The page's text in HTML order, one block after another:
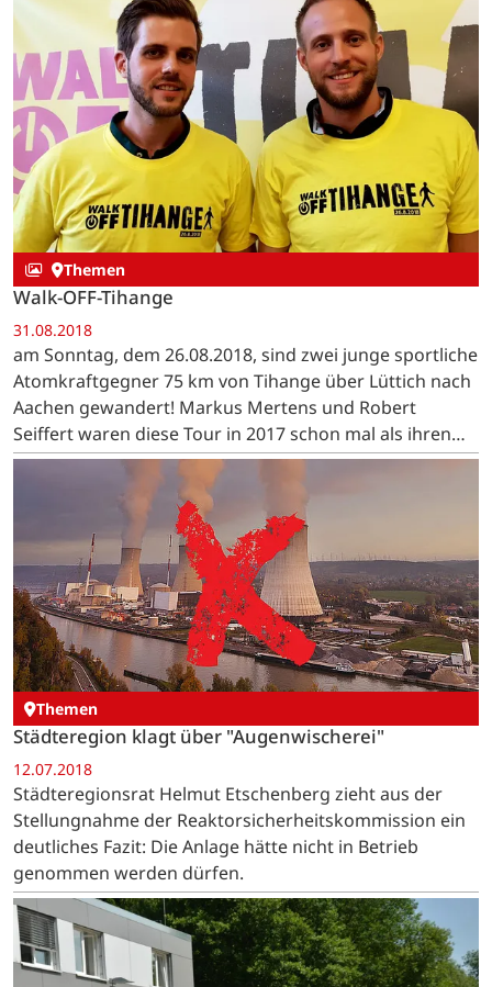
Themen
Walk-OFF-Tihange
31.08.2018
am Sonntag, dem 26.08.2018, sind zwei junge sportliche
Atomkraftgegner 75 km von Tihange über Lüttich nach
Aachen gewandert! Markus Mertens und Robert
Seiffert waren diese Tour in 2017 schon mal als ihren
individuellen Beitrag zur damaligen Menschenkette…
Themen
Städteregion klagt über "Augenwischerei"
12.07.2018
Städteregionsrat Helmut Etschenberg zieht aus der
Stellungnahme der Reaktorsicherheitskommission ein
deutliches Fazit: Die Anlage hätte nicht in Betrieb
genommen werden dürfen.